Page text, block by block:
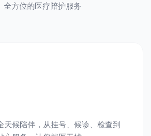
全方位的医疗陪护服务
天候陪伴，从挂号、候诊、检查到